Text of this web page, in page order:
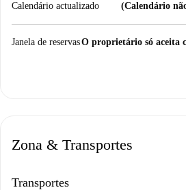
Calendário actualizado (Calendário
Janela de reservasO proprietário só aceita
Zona & Transportes
Transportes